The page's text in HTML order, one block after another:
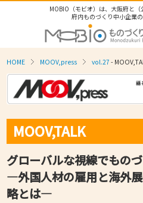
MOBIO（モビオ）は、大阪府と
府内ものづくり中小企業
HOME MOOV,press vol.27 -
MOOV,TALK
グローバルな視線でもの
―外国人材の雇用と海外
略とは―